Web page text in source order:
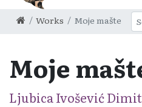
Works Moje mašte
Moje
Ljubica Ivošević